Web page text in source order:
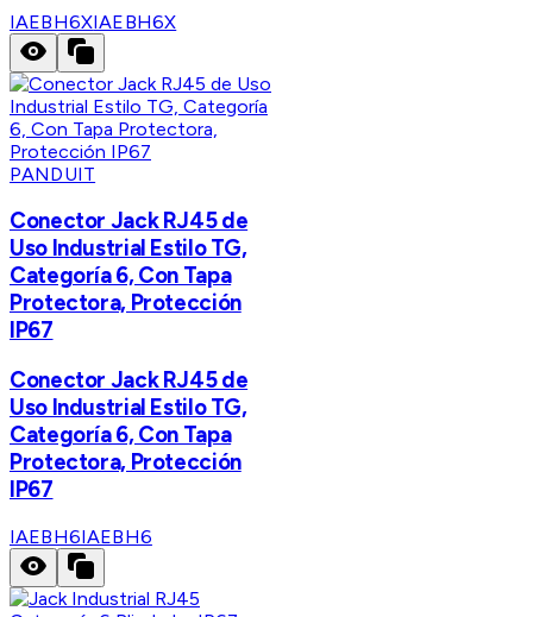
IAEBH6XIAEBH6X
PANDUIT
Conector Jack RJ45 de
Uso Industrial Estilo TG,
Categoría 6, Con Tapa
Protectora, Protección
IP67
Conector Jack RJ45 de
Uso Industrial Estilo TG,
Categoría 6, Con Tapa
Protectora, Protección
IP67
IAEBH6IAEBH6